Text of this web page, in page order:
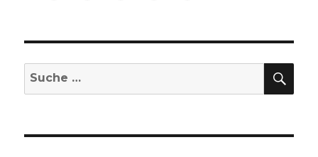
Suche
nach: